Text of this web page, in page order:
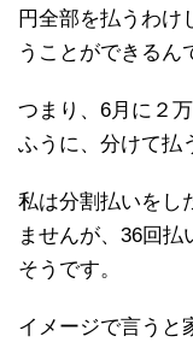
円全部を払うわけ
うことができるん
つまり、6月に２
ふうに、分けて払
私は分割払いをし
ませんが、36回
そうです。
イメージで言うと